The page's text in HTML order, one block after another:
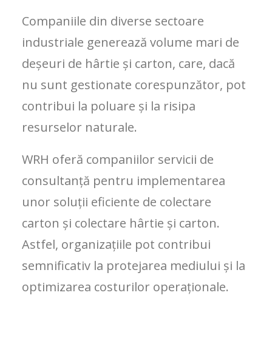
Companiile din diverse sectoare
industriale generează volume mari de
deșeuri de hârtie și carton, care, dacă
nu sunt gestionate corespunzător, pot
contribui la poluare și la risipa
resurselor naturale.
WRH oferă companiilor servicii de
consultanță pentru implementarea
unor soluții eficiente de colectare
carton și colectare hârtie și carton.
Astfel, organizațiile pot contribui
semnificativ la protejarea mediului și la
optimizarea costurilor operaționale.